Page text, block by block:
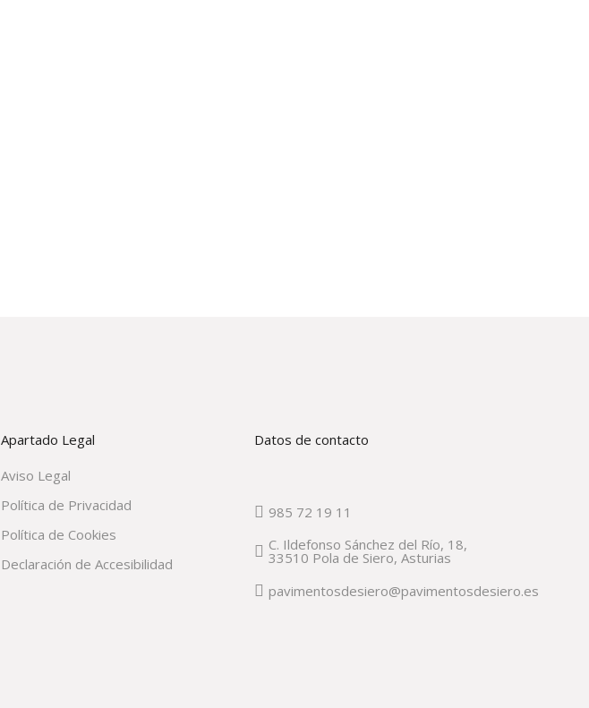
Apartado Legal
Aviso Legal
Política de Privacidad
Política de Cookies
Declaración de Accesibilidad
Datos de contacto
985 72 19 11
C. Ildefonso Sánchez del Río, 18,
33510 Pola de Siero, Asturias
pavimentosdesiero@pavimentosdesiero.es